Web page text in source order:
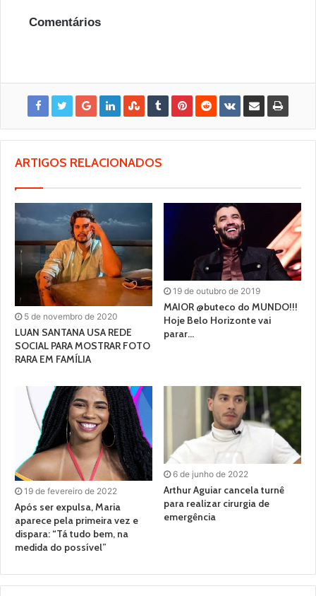
Comentários
ARTIGOS RELACIONADOS
5 de novembro de 2020
LUAN SANTANA USA REDE
SOCIAL PARA MOSTRAR FOTO
RARA EM FAMÍLIA
19 de outubro de 2019
MAIOR @buteco do MUNDO!!!
Hoje Belo Horizonte vai
parar…
19 de fevereiro de 2022
Após ser expulsa, Maria
aparece pela primeira vez e
dispara: “Tá tudo bem, na
medida do possível”
6 de junho de 2022
Arthur Aguiar cancela turnê
para realizar cirurgia de
emergência